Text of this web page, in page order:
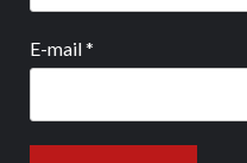
E-mail*